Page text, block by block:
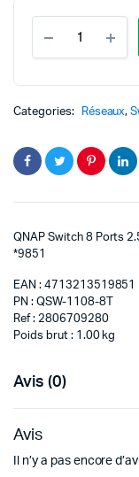
Categories: Réseaux,
QNAP Switch 8 Ports
*9851
EAN : 4713213519851
PN : QSW-1108-8T
Ref : 2806709280
Poids brut : 1.00 kg
Avis (0)
Avis
Il n’y a pas encore